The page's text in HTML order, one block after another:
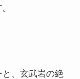
、玄武岩の絶